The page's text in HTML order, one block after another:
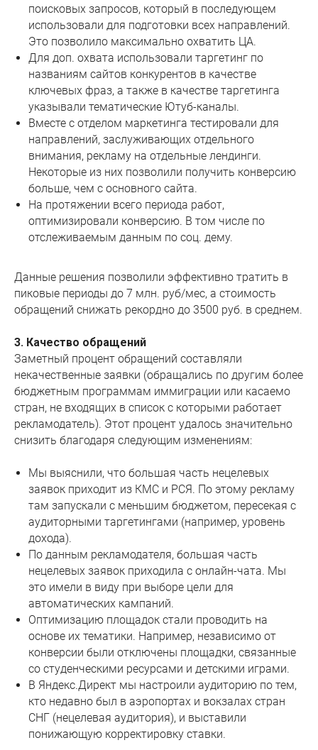
поисковых запросов, который в последующем
использовали для подготовки всех направлений.
Это позволило максимально охватить ЦА.
Для доп. охвата использовали таргетинг по
названиям сайтов конкурентов в качестве
ключевых фраз, а также в качестве таргетинга
указывали тематические Ютуб-каналы.
Вместе с отделом маркетинга тестировали для
направлений, заслуживающих отдельного
внимания, рекламу на отдельные лендинги.
Некоторые из них позволили получить конверсию
больше, чем с основного сайта.
На протяжении всего периода работ,
оптимизировали конверсию. В том числе по
отслеживаемым данным по соц. дему.
Данные решения позволили эффективно тратить в
пиковые периоды до 7 млн. руб/мес, а стоимость
обращений снижать рекордно до 3500 руб. в среднем.
3. Качество обращений
Заметный процент обращений составляли
некачественные заявки (обращались по другим более
бюджетным программам иммиграции или касаемо
стран, не входящих в список с которыми работает
рекламодатель). Этот процент удалось значительно
снизить благодаря следующим изменениям:
Мы выяснили, что большая часть нецелевых
заявок приходит из КМС и РСЯ. По этому рекламу
там запускали с меньшим бюджетом, пересекая с
аудиторными таргетингами (например, уровень
дохода).
По данным рекламодателя, большая часть
нецелевых заявок приходила с онлайн-чата. Мы
это имели в виду при выборе цели для
автоматических кампаний.
Оптимизацию площадок стали проводить на
основе их тематики. Например, независимо от
конверсии были отключены площадки, связанные
со студенческими ресурсами и детскими играми.
В Яндекс.Директ мы настроили аудиторию по тем,
кто недавно был в аэропортах и вокзалах стран
СНГ (нецелевая аудитория), и выставили
понижающую корректировку ставки.